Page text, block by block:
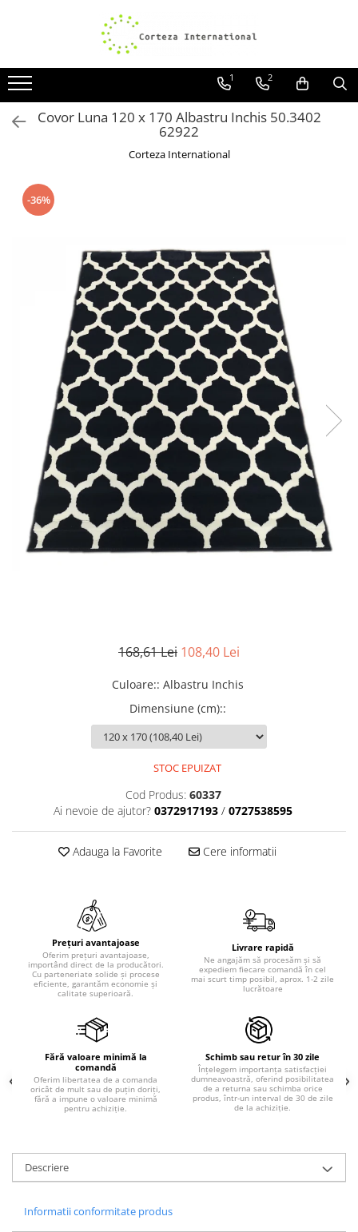
Covoare Moderne
Covoare Antiderapante si lavabile
Covoare Dormitor
Covoare Clasice
Covoare Pufoase
Traverse antiderapante
Traverse covoare
1 2
Covor Luna 120 x 170 Albastru Inchis 50.3402
62922
Corteza International
-36%
168,61 Lei 108,40 Lei
Culoare:: Albastru Inchis
Dimensiune (cm)::
STOC EPUIZAT
Cod Produs: 60337
Ai nevoie de ajutor? 0372917193 / 0727538595
Adauga la Favorite Cere informatii
Prețuri avantajoase
Oferim prețuri avantajoase,
importând direct de la producători.
Cu parteneriate solide și procese
eficiente, garantăm economie și
calitate superioară.
Livrare rapidă
Ne angajăm să procesăm și să
expediem fiecare comandă în cel
mai scurt timp posibil, aprox. 1-2 zile
lucrătoare
Fără valoare minimă la
comandă
Oferim libertatea de a comanda
oricât de mult sau de puțin doriți,
fără a impune o valoare minimă
pentru achiziție.
Schimb sau retur în 30 zile
Înțelegem importanța satisfacției
dumneavoastră, oferind posibilitatea
de a returna sau schimba orice
produs, într-un interval de 30 de zile
de la achiziție.
Descriere
Informatii conformitate produs